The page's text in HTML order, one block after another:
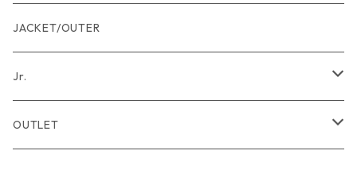
アクセサリー
バッグ
帽子
JACKET/OUTER
Jr.
TOPS
OUTLET